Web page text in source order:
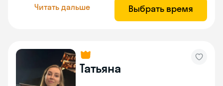
Читать дальше Выбрать время
Татьяна